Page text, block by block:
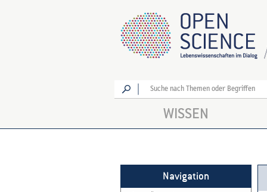
Los
WISSEN
Navigation